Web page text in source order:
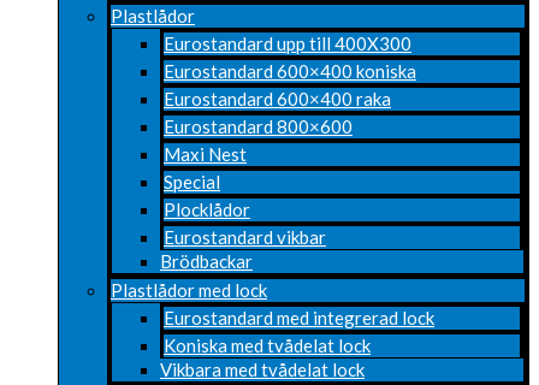
Plastlådor
Eurostandard upp till 400X300
Eurostandard 600×400 koniska
Eurostandard 600×400 raka
Eurostandard 800×600
Maxi Nest
Special
Plocklådor
Eurostandard vikbar
Brödbackar
Plastlådor med lock
Eurostandard med integrerad lock
Koniska med tvådelat lock
Vikbara med tvådelat lock